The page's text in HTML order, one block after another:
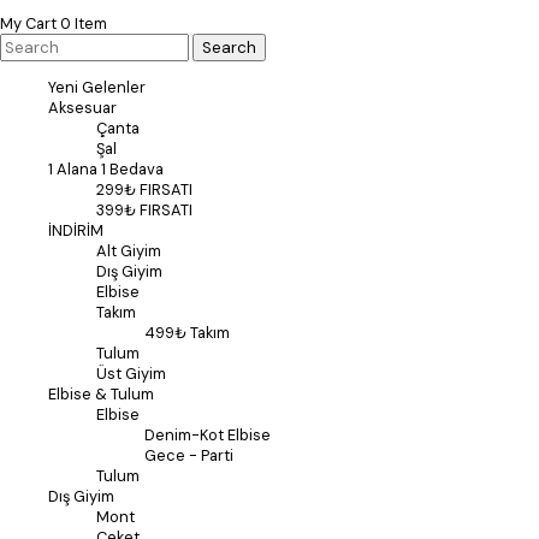
My Cart0 Item
Yeni Gelenler
Aksesuar
Çanta
Şal
1 Alana 1 Bedava
299₺ FIRSATI
399₺ FIRSATI
İNDİRİM
Alt Giyim
Dış Giyim
Elbise
Takım
499₺ Takım
Tulum
Üst Giyim
Elbise & Tulum
Elbise
Denim-Kot Elbise
Gece - Parti
Tulum
Dış Giyim
Mont